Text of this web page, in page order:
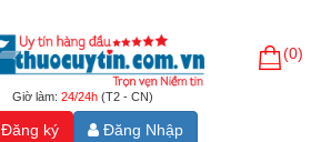
Giờ làm: 24/24h(T2 - CN)
(0)
Đăng ký Đăng Nhập